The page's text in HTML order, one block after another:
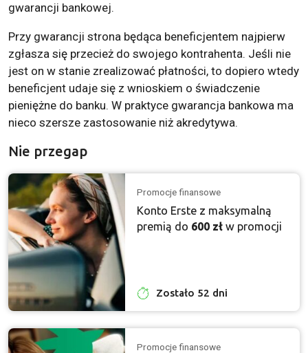
gwarancji bankowej.
Przy gwarancji strona będąca beneficjentem najpierw
zgłasza się przecież do swojego kontrahenta. Jeśli nie
jest on w stanie zrealizować płatności, to dopiero wtedy
beneficjent udaje się z wnioskiem o świadczenie
pieniężne do banku. W praktyce gwarancja bankowa ma
nieco szersze zastosowanie niż akredytywa.
Nie przegap
Promocje finansowe
Konto Erste z maksymalną
premią do 600 zł w promocji
Zostało 52 dni
Promocje finansowe